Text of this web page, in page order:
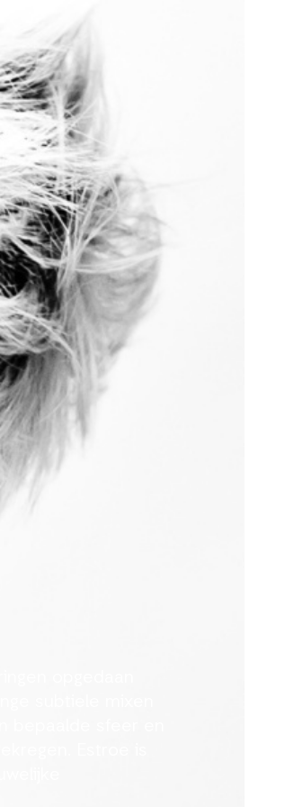
opgedaan
subtiele mixen
bepaalde sfeer en
Estroe is
te maken heeft.